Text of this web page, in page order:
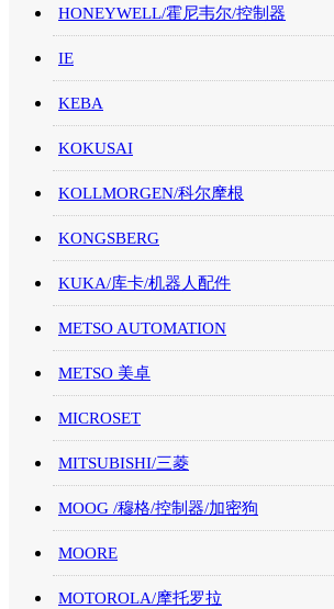
HONEYWELL/霍尼韦尔/控制器
IE
KEBA
KOKUSAI
KOLLMORGEN/科尔摩根
KONGSBERG
KUKA/库卡/机器人配件
METSO AUTOMATION
METSO 美卓
MICROSET
MITSUBISHI/三菱
MOOG /穆格/控制器/加密狗
MOORE
MOTOROLA/摩托罗拉